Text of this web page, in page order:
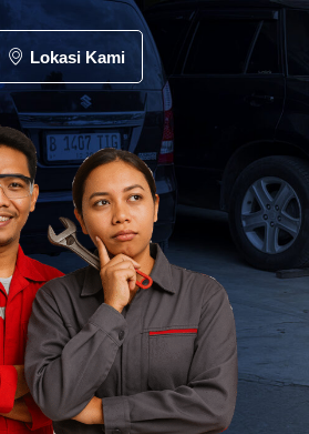
Lokasi Kami